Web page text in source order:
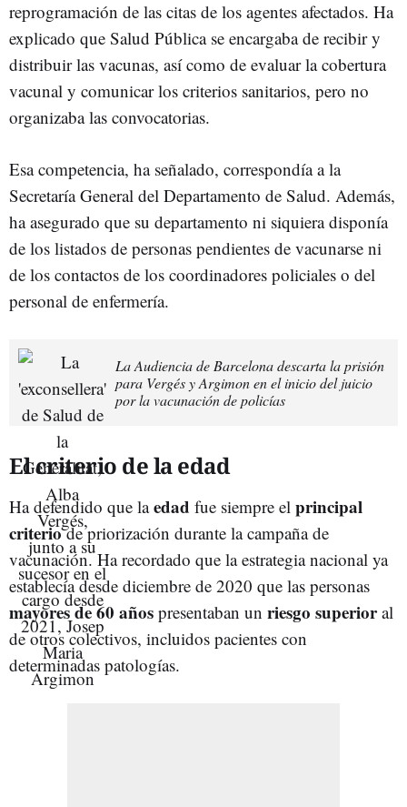
reprogramación de las citas de los agentes afectados. Ha
explicado que Salud Pública se encargaba de recibir y
distribuir las vacunas, así como de evaluar la cobertura
vacunal y comunicar los criterios sanitarios, pero no
organizaba las convocatorias.
Esa competencia, ha señalado, correspondía a la
Secretaría General del Departamento de Salud. Además,
ha asegurado que su departamento ni siquiera disponía
de los listados de personas pendientes de vacunarse ni
de los contactos de los coordinadores policiales o del
personal de enfermería.
La Audiencia de Barcelona descarta la prisión
para Vergés y Argimon en el inicio del juicio
por la vacunación de policías
El criterio de la edad
Ha defendido que laedad fue siempre el principal
criteriode priorización durante la campaña de
vacunación. Ha recordado que la estrategia nacional ya
establecía desde diciembre de 2020 que las personas
mayores de 60 años presentaban un riesgo superioral
de otros colectivos, incluidos pacientes con
determinadas patologías.